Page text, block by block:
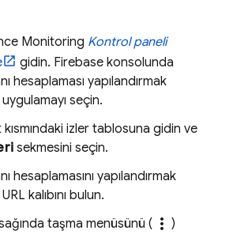
Monitoring Kontrol paneli
gidin. Firebase konsolunda
hesaplaması yapılandırmak
seçin.
kısmındaki izler tablosuna gidin ve
sekmesini seçin.
hesaplamasını yapılandırmak
kalıbını bulun.
sağında taşma menüsünü ( more_vert )